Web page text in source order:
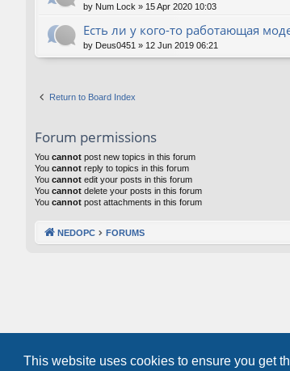
This website uses cookies to ensure you get
by Num Lock » 15 Apr 2020 10:03
Есть ли у кого-то работающая
by Deus0451 » 12 Jun 2019 06:21
Return to Board Index
Forum permissions
You cannot post new topics in this forum
You cannot reply to topics in this forum
You cannot edit your posts in this forum
You cannot delete your posts in this forum
You cannot post attachments in this forum
NEDOPC FORUMS